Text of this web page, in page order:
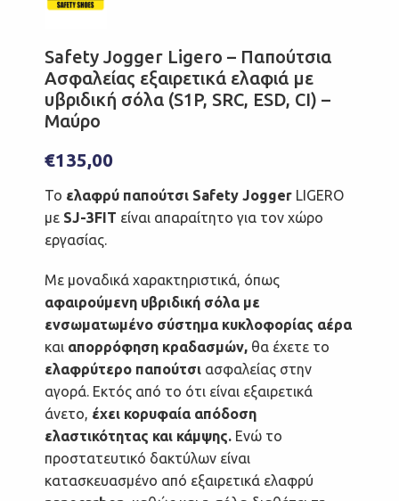
Safety Jogger Ligero – Παπούτσια
Ασφαλείας εξαιρετικά ελαφιά με
υβριδική σόλα (S1P, SRC, ESD, CI) –
Μαύρο
€135,00
Το ελαφρύ παπούτσι Safety Jogger LIGERO
με SJ-3FIT είναι απαραίτητο για τον χώρο
εργασίας.
Με μοναδικά χαρακτηριστικά, όπως
αφαιρούμενη υβριδική σόλα με
ενσωματωμένο σύστημα κυκλοφορίας αέρα
και απορρόφηση κραδασμών, θα έχετε το
ελαφρύτερο παπούτσι ασφαλείας στην
αγορά. Εκτός από το ότι είναι εξαιρετικά
άνετο, έχει κορυφαία απόδοση
ελαστικότητας και κάμψης. Ενώ το
προστατευτικό δακτύλων είναι
κατασκευασμένο από εξαιρετικά ελαφρύ